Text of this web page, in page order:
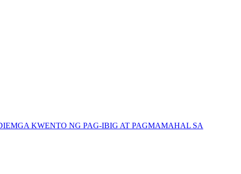
MGA KWENTO NG PAG-IBIG AT PAGMAMAHAL SA